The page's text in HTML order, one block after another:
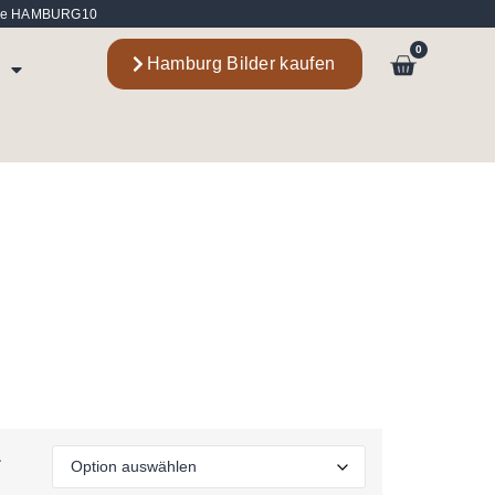
HAMBURG10
Hamburg Bilder kaufen
0